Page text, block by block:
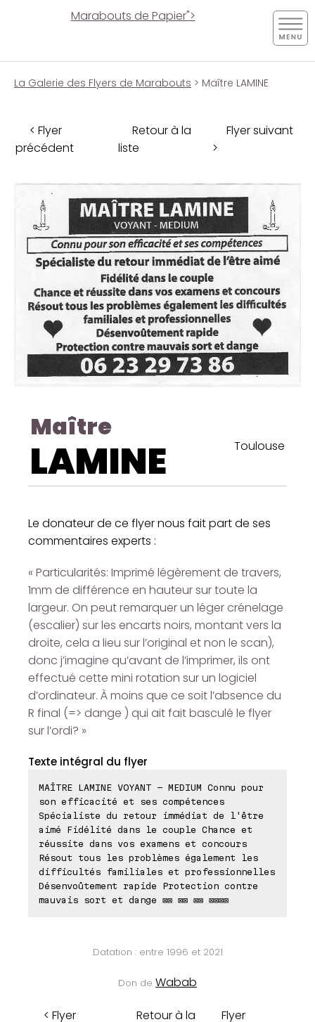
Marabouts de Papier">
La Galerie des Flyers de Marabouts > Maître LAMINE
< Flyer
précédent
Retour à la
liste
Flyer suivant
>
Maître
LAMINE Toulouse
Le donateur de ce flyer nous fait part de ses
commentaires experts :
« Particularités: Imprimé légèrement de travers,
1mm de différence en hauteur sur toute la
largeur. On peut remarquer un léger crénelage
(escalier) sur les encarts noirs, montant vers la
droite, cela a lieu sur l’original et non le scan),
donc j’imagine qu’avant de l’imprimer, ils ont
effectué cette mini rotation sur un logiciel
d’ordinateur. À moins que ce soit l’absence du
R final (=> dange ) qui ait fait basculé le flyer
sur l’ordi? »
Texte intégral du flyer
MAÎTRE LAMINE VOYANT - MEDIUM Connu pour
son efficacité et ses compétences
Spécialiste du retour immédiat de l'être
aimé Fidélité dans le couple Chance et
réussite dans vos examens et concours
Résout tous les problèmes également les
difficultés familiales et professionnelles
Désenvoûtement rapide Protection contre
mauvais sort et dange ⊠⊠ ⊠⊠ ⊠⊠ ⊠⊠⊠⊠
Datation : entre 1996 et 2021
Don de Wabab
< Flyer
Retour à la
Flyer